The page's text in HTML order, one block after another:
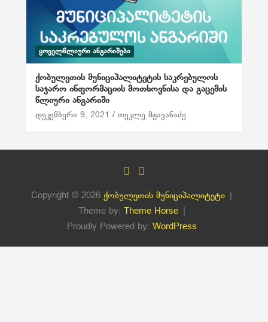
ᲧᲝᲕᲔᲚᲬᲚᲘᲣᲠᲘ ᲐᲜᲒᲐᲠᲘᲨᲔᲑᲘ
ქობულეთის მუნიციპალიტეტის საკრებულოს
საჯარო ინფორმაციის მოთხოვნისა და გაცემის
წლიური ანგარიში
დეკემბერი 9, 2021 თეკლე მჟავანაძე
Copyright © 2026 ქობულეთის მუნიციპალიტეტი
Theme by: Theme Horse
Proudly Powered by: WordPress